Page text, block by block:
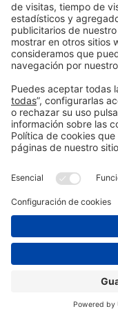
España
Organizadores
Política de privacidad
Política de cookies